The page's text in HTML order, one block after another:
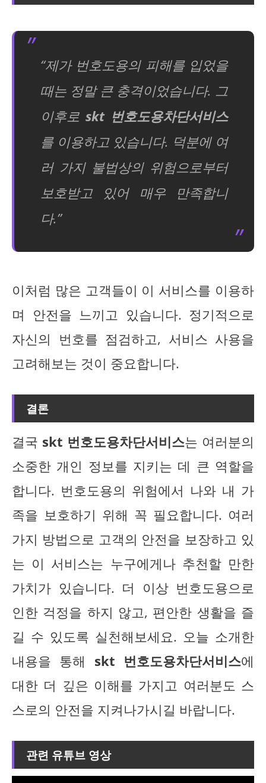
“제가 번호도용의 피해를 입었을
때는 정말 큰 충격이었습니다. 그
이후로 skt 번호도용차단서비스
를 이용하고 있습니다. 덕분에 여
러 가지 불법상의 위험으로부터
보호받고 있어 매우 만족합니
다.”
이처럼 많은 고객들이 이 서비스를 이용하
며 안전을 느끼고 있습니다. 정기적으로
자신의 번호를 점검하고, 서비스 사용을
고려해보는 것이 중요합니다.
결론
결국 skt 번호도용차단서비스는 여러분의
소중한 개인 정보를 지키는 데 큰 역할을
합니다. 번호도용의 위험에서 나와 내 가
족을 보호하기 위해 꼭 필요합니다. 여러
가지 방법으로 고객의 안전을 보장하고 있
는 이 서비스는 누구에게나 추천할 만한
가치가 있습니다. 더 이상 번호도용으로
인한 걱정을 하지 않고, 편안한 생활을 즐
길 수 있도록 실천해보세요. 오늘 소개한
내용을 통해 skt 번호도용차단서비스에
대한 더 깊은 이해를 가지고 여러분도 스
스로의 안전을 지켜나가시길 바랍니다.
관련 유튜브 영상